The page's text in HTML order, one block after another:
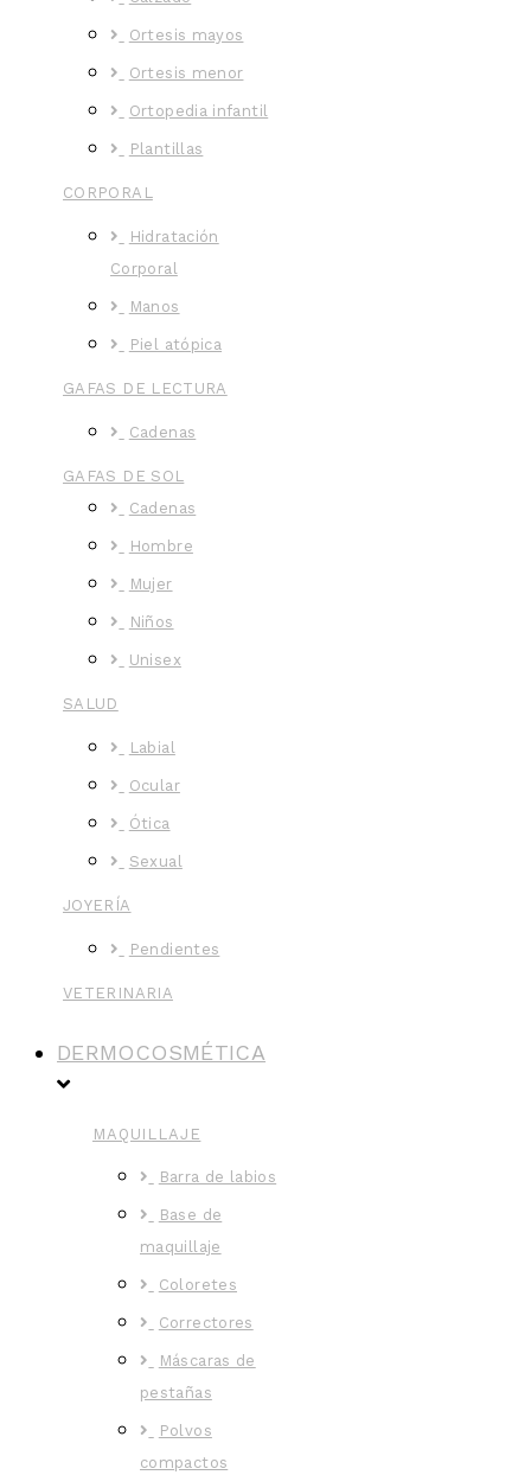
Ortesis mayos
Ortesis menor
Ortopedia infantil
Plantillas
CORPORAL
Hidratación
Corporal
Manos
Piel atópica
GAFAS DE LECTURA
Cadenas
GAFAS DE SOL
Cadenas
Hombre
Mujer
Niños
Unisex
SALUD
Labial
Ocular
Ótica
Sexual
JOYERÍA
Pendientes
VETERINARIA
DERMOCOSMÉTICA
MAQUILLAJE
Barra de labios
Base de
maquillaje
Coloretes
Correctores
Máscaras de
pestañas
Polvos
compactos